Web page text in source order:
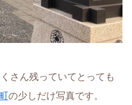
さん残っていてとっても
の少しだけ写真です。